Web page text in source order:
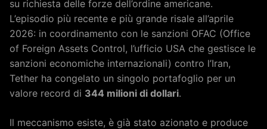
su richiesta delle forze dell’ordine americane.
L’episodio più recente e più grande risale all’aprile
2026: in coordinamento con le sanzioni OFAC (Office
of Foreign Assets Control, l’ufficio USA che gestisce le
sanzioni economiche internazionali) contro l’Iran,
Tether ha congelato un singolo portafoglio per un
valore record di 344 milioni di dollari.
Il meccanismo esiste, è già stato azionato e produce